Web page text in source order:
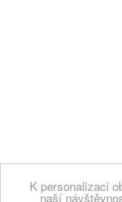
K personalizaci
naší